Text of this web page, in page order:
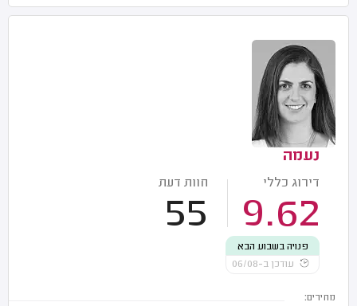
נעמה
דירוג כללי
9.62
חוות דעת
55
פנויה בשבוע הבא
עודכן ב-06/08
מחירים: